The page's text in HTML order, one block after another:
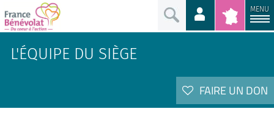
MENU
L'ÉQUIPE DU SIÈGE
FAIRE UN DON